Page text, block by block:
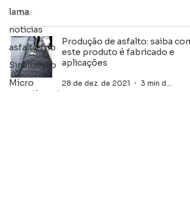
lama
noticias
asfalto frio
Sinalização
Micro
revestimento
Produção de asfalto: saiba
este produto é fabricado e
aplicações
28 de dez. de 2021